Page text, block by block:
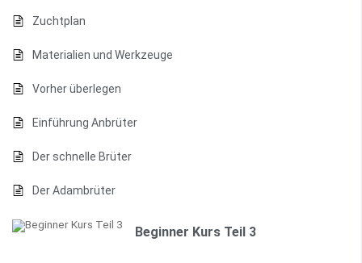
Zuchtplan
Materialien und Werkzeuge
Vorher überlegen
Einführung Anbrüter
Der schnelle Brüter
Der Adambrüter
Beginner Kurs Teil 3